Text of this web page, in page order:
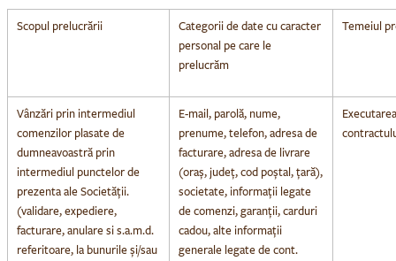
Scopul prelucrării
Categorii de date cu caracter
personal pe care le
prelucrăm
Temeiul
Vânzări prin intermediul
comenzilor plasate de
dumneavoastră prin
intermediul punctelor de
prezenta ale Societății.
(validare, expediere,
facturare, anulare si s.a.m.d.
referitoare, la bunurile și/sau
E-mail, parolă, nume,
prenume, telefon, adresa de
facturare, adresa de livrare
(oraș, județ, cod poștal, țară),
societate, informații legate
de comenzi, garanții, carduri
cadou, alte informații
generale legate de cont.
Executarea